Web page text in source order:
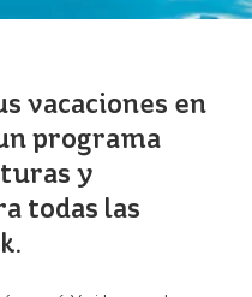
vacaciones en
programa
y
todas las